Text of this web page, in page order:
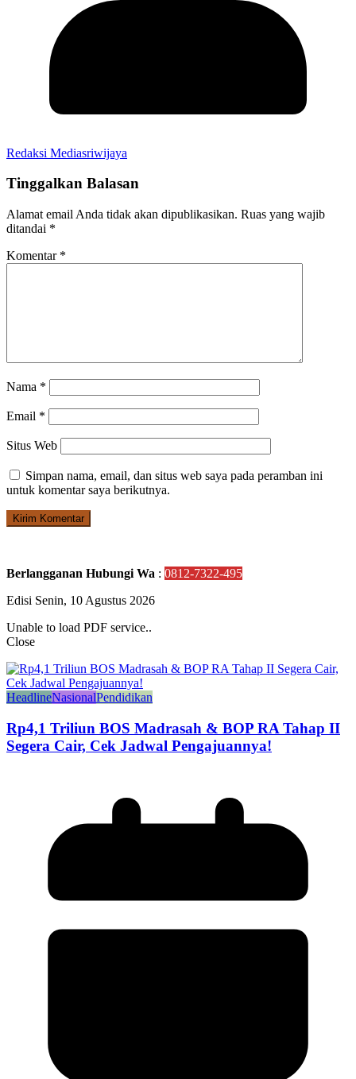
Redaksi Mediasriwijaya
Tinggalkan Balasan
Alamat email Anda tidak akan dipublikasikan. Ruas yang wajib
ditandai *
Komentar *
Nama *
Email *
Situs Web
Simpan nama, email, dan situs web saya pada peramban ini
untuk komentar saya berikutnya.
Berlangganan Hubungi Wa : 0812-7322-495
Edisi Senin, 10 Agustus 2026
Unable to load PDF service..
Close
HeadlineNasionalPendidikan
Rp4,1 Triliun BOS Madrasah & BOP RA Tahap II
Segera Cair, Cek Jadwal Pengajuannya!